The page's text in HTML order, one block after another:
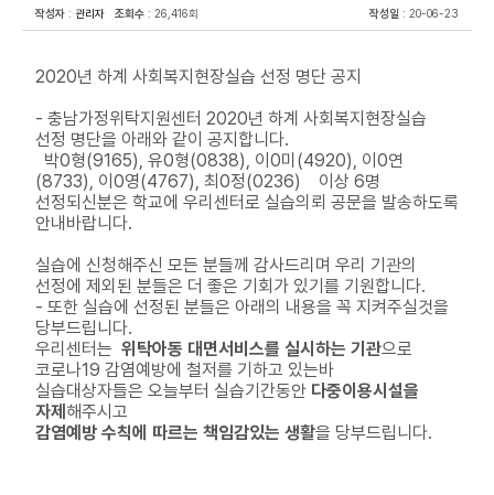
작성자 : 관리자 조회수 : 26,416회 작성일 : 20-06-23
2020년 하계 사회복지현장실습 선정 명단 공지
- 충남가정위탁지원센터 2020년 하계 사회복지현장실습
선정 명단을 아래와 같이 공지합니다.
박0형(9165), 유0형(0838), 이0미(4920), 이0연
(8733), 이0영(4767), 최0정(0236) 이상 6명
선정되신분은 학교에 우리센터로 실습의뢰 공문을 발송하도록
안내바랍니다.
실습에 신청해주신 모든 분들께 감사드리며 우리 기관의
선정에 제외된 분들은 더 좋은 기회가 있기를 기원합니다.
- 또한 실습에 선정된 분들은 아래의 내용을 꼭 지켜주실것을
당부드립니다.
우리센터는 위탁아동 대면서비스를 실시하는 기관으로
코로나19 감염예방에 철저를 기하고 있는바
실습대상자들은 오늘부터 실습기간동안 다중이용시설을
자제 해주시고
감염예방 수칙에 따르는 책임감있는 생활을 당부드립니다.